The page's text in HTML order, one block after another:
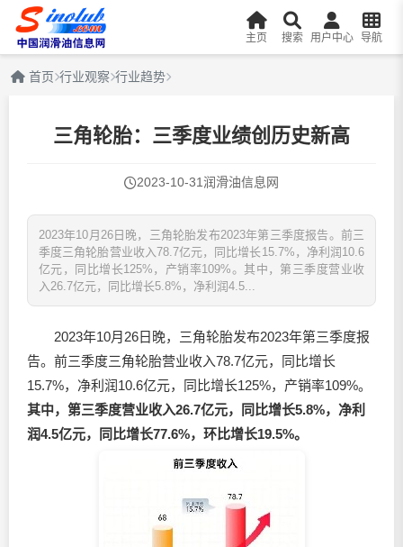
主页 搜索 用户中心 导航
首页 行业观察 行业趋势
三角轮胎：三季度业绩创历史新高
2023-10-31润滑油信息网
2023年10月26日晚，三角轮胎发布2023年第三季度报告。前三
季度三角轮胎营业收入78.7亿元，同比增长15.7%，净利润10.6
亿元，同比增长125%，产销率109%。其中，第三季度营业收
入26.7亿元，同比增长5.8%，净利润4.5...
2023年10月26日晚，三角轮胎发布2023年第三季度报
告。前三季度三角轮胎营业收入78.7亿元，同比增长
15.7%，净利润10.6亿元，同比增长125%，产销率109%。
其中，第三季度营业收入26.7亿元，同比增长5.8%，净利
润4.5亿元，同比增长77.6%，环比增长19.5%。